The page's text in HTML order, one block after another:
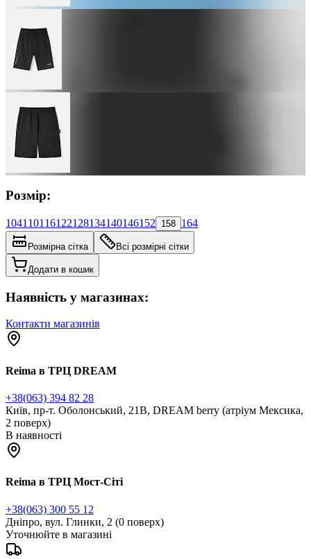
Розмір:
104110116122128134140146152 158 164
Розмірна сітка Всі розмірні сітки
Додати в кошик
Наявність у магазинах:
Контакти магазинів
Reima в ТРЦ DREAM
+38(063) 394 82 28
Київ, пр-т. Оболонський, 21В, DREAM berry (атріум Мексика,
2 поверх)
В наявності
Reima в ТРЦ Мост-Сіті
+38(063) 300 55 12
Дніпро, вул. Глинки, 2 (0 поверх)
Уточнюйте в магазині